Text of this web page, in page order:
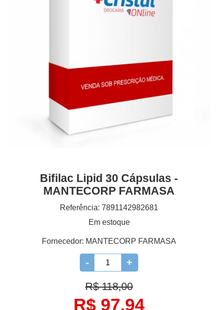
Bifilac Lipid 30 Cápsulas -
MANTECORP FARMASA
Referência: 7891142982681
Em estoque
Fornecedor: MANTECORP FARMASA
- +
R$ 118,00
R$ 97,94